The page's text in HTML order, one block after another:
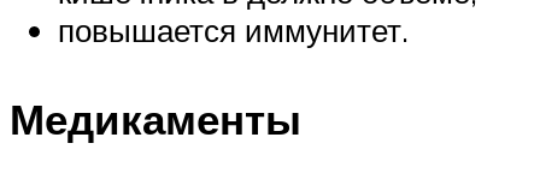
повышается иммунитет.
Медикаменты